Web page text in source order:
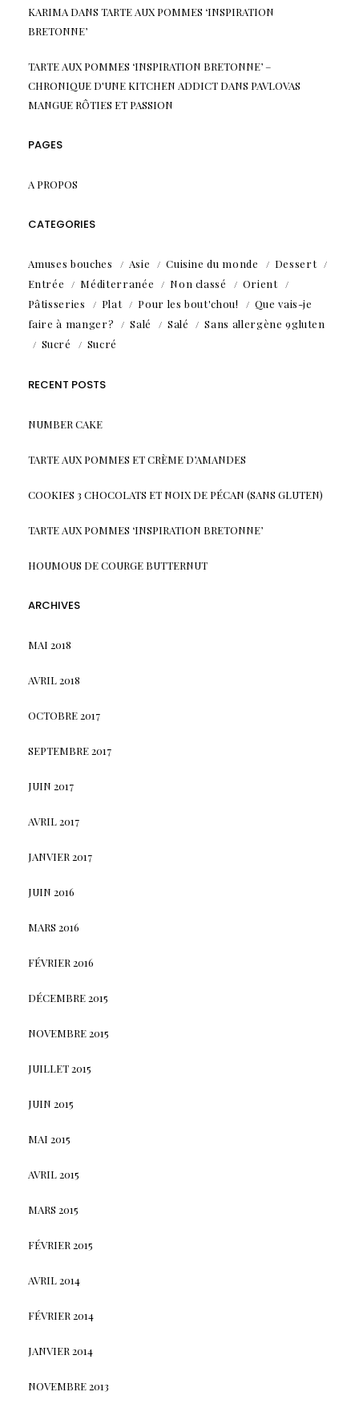
KARIMADANS TARTE AUX POMMES ‘INSPIRATION
BRETONNE’
TARTE AUX POMMES ‘INSPIRATION BRETONNE’ –
CHRONIQUE D'UNE KITCHEN ADDICTDANS PAVLOVAS
MANGUE RÔTIES ET PASSION
PAGES
A PROPOS
CATEGORIES
Amuses bouches Asie Cuisine du monde
Dessert
Entrée
Méditerranée Non classé
Orient
Pâtisseries
Plat Pour les bout'chou!
Que vais-je
faire à manger?
Salé Salé
Sans allergène 9gluten
Sucré
Sucré
RECENT POSTS
NUMBER CAKE
TARTE AUX POMMES ET CRÈME D’AMANDES
COOKIES 3 CHOCOLATS ET NOIX DE PÉCAN (SANS GLUTEN)
TARTE AUX POMMES ‘INSPIRATION BRETONNE’
HOUMOUS DE COURGE BUTTERNUT
ARCHIVES
MAI 2018
AVRIL 2018
OCTOBRE 2017
SEPTEMBRE 2017
JUIN 2017
AVRIL 2017
JANVIER 2017
JUIN 2016
MARS 2016
FÉVRIER 2016
DÉCEMBRE 2015
NOVEMBRE 2015
JUILLET 2015
JUIN 2015
MAI 2015
AVRIL 2015
MARS 2015
FÉVRIER 2015
AVRIL 2014
FÉVRIER 2014
JANVIER 2014
NOVEMBRE 2013